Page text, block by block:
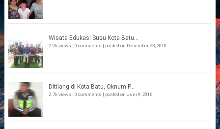
Wisata Edukasi Susu Kota Batu...
2.9k views | 0 comments | posted on Desember 23, 2018
Ditilang di Kota Batu, Oknum P...
2.7k views | 0 comments | posted on Juni 9, 2016